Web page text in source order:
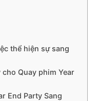
thể hiện sự sang
Quay phim Year
End Party Sang